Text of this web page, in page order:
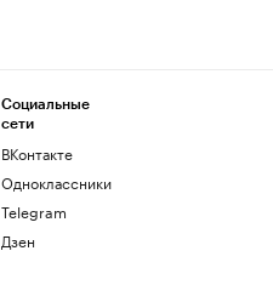
Социальные
сети
ВКонтакте
Одноклассники
Telegram
Дзен